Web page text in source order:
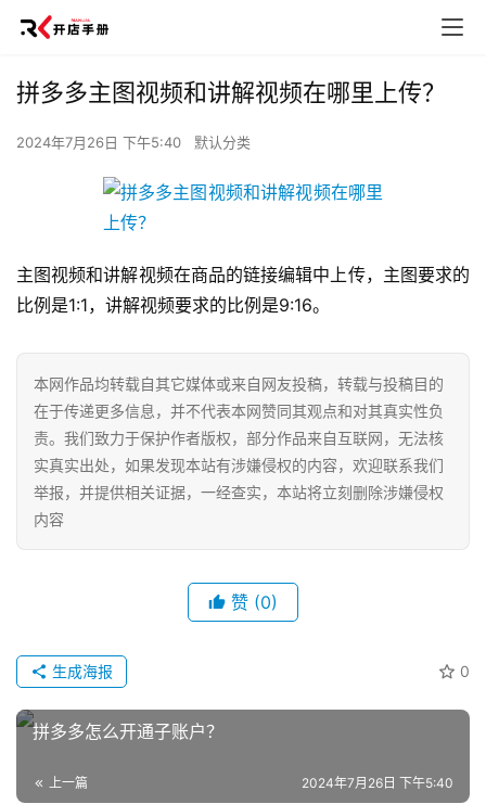
拼多多主图视频和讲解视频在哪里上传？
2024年7月26日 下午5:40 默认分类
主图视频和讲解视频在商品的链接编辑中上传，主图要求的
比例是1:1，讲解视频要求的比例是9:16。
本网作品均转载自其它媒体或来自网友投稿，转载与投稿目的
在于传递更多信息，并不代表本网赞同其观点和对其真实性负
责。我们致力于保护作者版权，部分作品来自互联网，无法核
实真实出处，如果发现本站有涉嫌侵权的内容，欢迎联系我们
举报，并提供相关证据，一经查实，本站将立刻删除涉嫌侵权
内容
赞 (0)
0
生成海报
拼多多怎么开通子账户？
上一篇 2024年7月26日 下午5:40